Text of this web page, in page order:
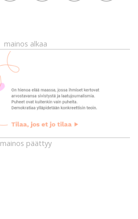
mainos alkaa
mainos päättyy